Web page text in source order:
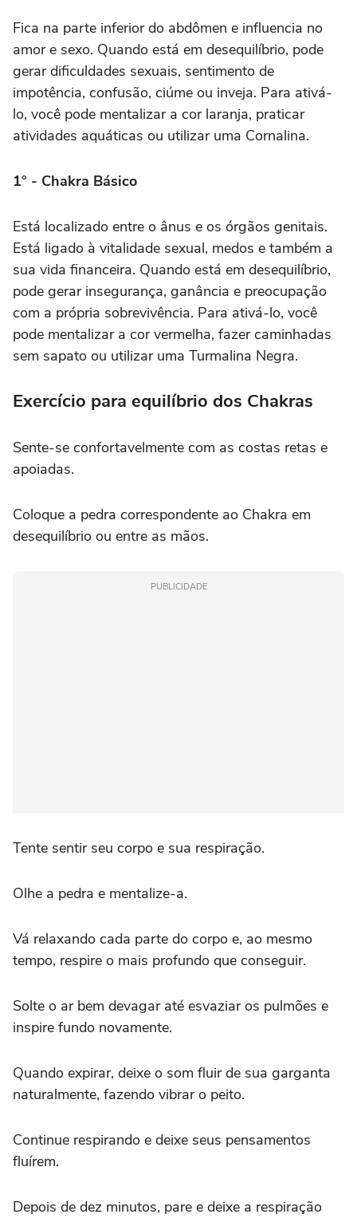
Fica na parte inferior do abdômen e influencia no
amor e sexo. Quando está em desequilíbrio, pode
gerar dificuldades sexuais, sentimento de
impotência, confusão, ciúme ou inveja. Para ativá-
lo, você pode mentalizar a cor laranja, praticar
atividades aquáticas ou utilizar uma Cornalina.
1° - Chakra Básico
Está localizado entre o ânus e os órgãos genitais.
Está ligado à vitalidade sexual, medos e também a
sua vida financeira. Quando está em desequilíbrio,
pode gerar insegurança, ganância e preocupação
com a própria sobrevivência. Para ativá-lo, você
pode mentalizar a cor vermelha, fazer caminhadas
sem sapato ou utilizar uma Turmalina Negra.
Exercício para equilíbrio dos Chakras
Sente-se confortavelmente com as costas retas e
apoiadas.
Coloque a pedra correspondente ao Chakra em
desequilíbrio ou entre as mãos.
PUBLICIDADE
Tente sentir seu corpo e sua respiração.
Olhe a pedra e mentalize-a.
Vá relaxando cada parte do corpo e, ao mesmo
tempo, respire o mais profundo que conseguir.
Solte o ar bem devagar até esvaziar os pulmões e
inspire fundo novamente.
Quando expirar, deixe o som fluir de sua garganta
naturalmente, fazendo vibrar o peito.
Continue respirando e deixe seus pensamentos
fluírem.
Depois de dez minutos, pare e deixe a respiração